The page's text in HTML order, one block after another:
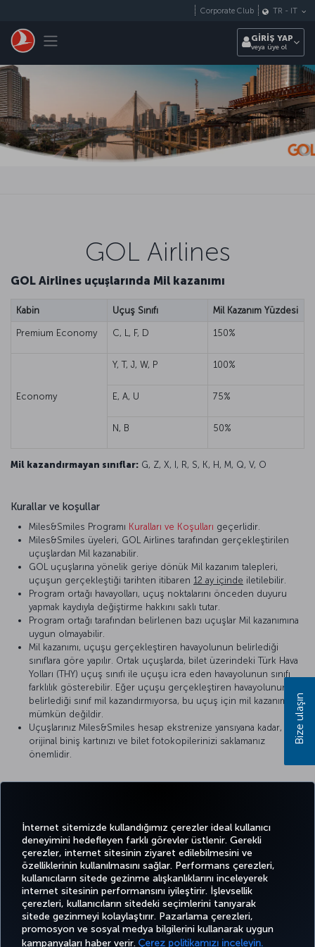
İnternet sitemizde kullandığımız çerezler ideal kullanıcı
deneyimini hedefleyen farklı görevler üstlenir. Gerekli
çerezler, internet sitesinin ziyaret edilebilmesini ve
özelliklerinin kullanılmasını sağlar. Performans çerezleri,
kullanıcıların sitede gezinme alışkanlıklarını inceleyerek
internet sitesinin performansını iyileştirir. İşlevsellik
çerezleri, kullanıcıların sitedeki seçimlerini tanıyarak
sitede gezinmeyi kolaylaştırır. Pazarlama çerezleri,
promosyon ve sosyal medya bilgilerini kullanarak uygun
kampanyaları haber verir. Çerez politikamızı inceleyin.
Toggle navigation
Corporate Club TR - IT
GİRİŞ YAP
veya üye ol
GOL Airlines
GOL Airlines uçuşlarında Mil kazanımı
Kabin Uçuş Sınıfı Mil Kazanım Yüzdesi
Premium Economy C, L, F, D 150%
Economy
Y, T, J, W, P 100%
E, A, U 75%
N, B 50%
Mil kazandırmayan sınıflar: G, Z, X, I, R, S, K, H, M, Q, V, O
Kurallar ve koşullar
Miles&Smiles Programı Kuralları ve Koşulları geçerlidir.
Miles&Smiles üyeleri, GOL Airlines tarafından gerçekleştirilen
uçuşlardan Mil kazanabilir.
GOL uçuşlarına yönelik geriye dönük Mil kazanım talepleri,
uçuşun gerçekleştiği tarihten itibaren 12 ay içinde iletilebilir.
Program ortağı havayolları, uçuş noktalarını önceden duyuru
yapmak kaydıyla değiştirme hakkını saklı tutar.
Program ortağı tarafından belirlenen bazı uçuşlar Mil kazanımına
uygun olmayabilir.
Mil kazanımı, uçuşu gerçekleştiren havayolunun belirlediği
sınıflara göre yapılır. Ortak uçuşlarda, bilet üzerindeki Türk Hava
Yolları (THY) uçuş sınıfı ile uçuşu icra eden havayolunun sınıfı
farklılık gösterebilir. Eğer uçuşu gerçekleştiren havayolunun
belirlediği sınıf mil kazandırmıyorsa, bu uçuş için mil kazanımı
mümkün değildir.
Uçuşlarınız Miles&Smiles hesap ekstrenize yansıyana kadar,
orijinal biniş kartınızı ve bilet fotokopilerinizi saklamanız
önemlidir.
TwitterFacebook
Instagram
YoutubeLinkedIn
TiktokBlogPinterest
BİLET
AL VE
YÖNET
DENEYİM
FIRSATLAR
VE UÇUŞ
NOKTALARI
YARDIM
TURKISH
AIRLINES
HOLIDAYS
MILES&SMILES
Bize ulaşın